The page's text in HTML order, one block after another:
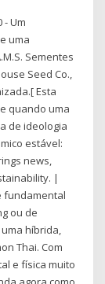
- Um
uma
Sementes
Seed Co.,
Esta
quando uma
de ideologia
estável:
news,
|
fundamental
ou de
híbrida,
Thai. Com
e física muito